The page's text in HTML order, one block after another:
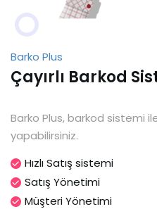
Barko Plus
Çayırlı Barkod
Barko Plus, barkod sistemi
yapabilirsiniz.
Hızlı Satış sistemi
Satış Yönetimi
Müşteri Yönetimi